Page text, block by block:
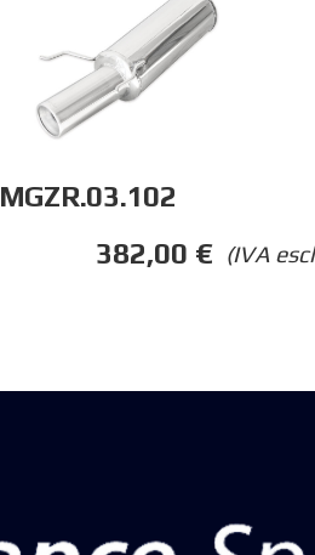
MGZR.03.102
(IVA
382,00 €